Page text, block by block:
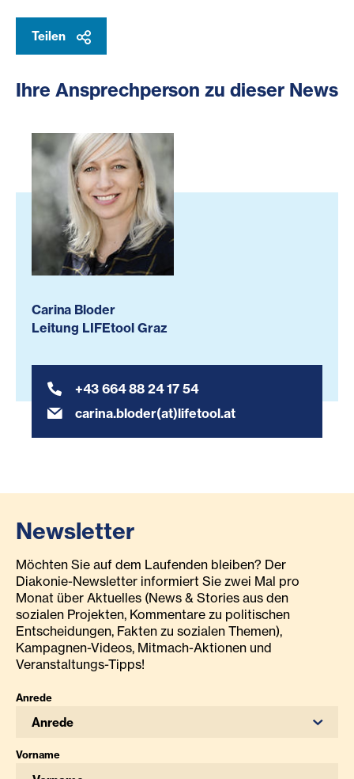
Teilen
Ihre Ansprechperson zu dieser News
Carina Bloder
Leitung LIFEtool Graz
+43 664 88 24 17 54
carina.bloder(at)lifetool.at
Newsletter
Möchten Sie auf dem Laufenden bleiben? Der
Diakonie-Newsletter informiert Sie zwei Mal pro
Monat über Aktuelles (News & Stories aus den
sozialen Projekten, Kommentare zu politischen
Entscheidungen, Fakten zu sozialen Themen),
Kampagnen-Videos, Mitmach-Aktionen und
Veranstaltungs-Tipps!
Anrede
Anrede
Vorname